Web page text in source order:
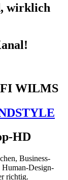
wirklich
WILMS
HD
Business-
Human-Design-
richtig.